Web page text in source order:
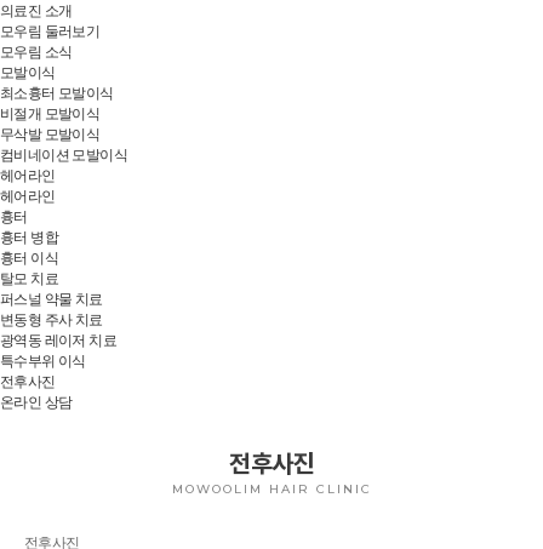
의료진 소개
모우림 둘러보기
모우림 소식
모발이식
최소흉터 모발이식
비절개 모발이식
무삭발 모발이식
컴비네이션 모발이식
헤어라인
헤어라인
흉터
흉터 병합
흉터 이식
탈모 치료
퍼스널 약물 치료
변동형 주사 치료
광역동 레이저 치료
특수부위 이식
전후사진
온라인 상담
전후사진
MOWOOLIM HAIR CLINIC
전후사진